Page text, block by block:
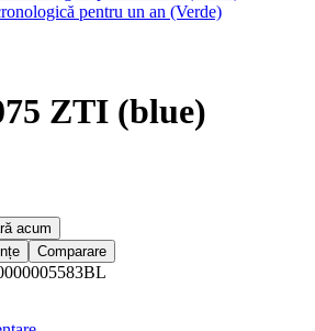
pentru un an (Verde)
ZTI (blue)
acum
Comparare